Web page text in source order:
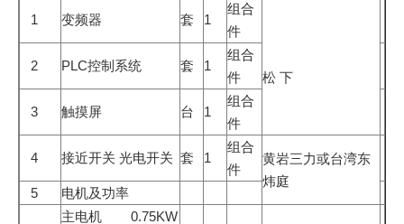
1 变频器 套 1
组合
件
松 下
2 PLC控制系统 套 1
组合
件
3 触摸屏 台 1
组合
件
4 接近开关 光电开关 套 1
组合
件
黄岩三力或台湾东
炜庭
5
电机及功率
主电机 0.75KW